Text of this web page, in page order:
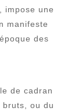
impose une
manifeste
des
de cadran
ou du